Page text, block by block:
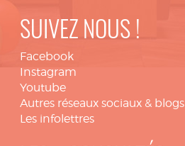
SUIVEZ NOUS !
Facebook
Instagram
Youtube
Autres réseaux sociaux & blogs
Les infolettres